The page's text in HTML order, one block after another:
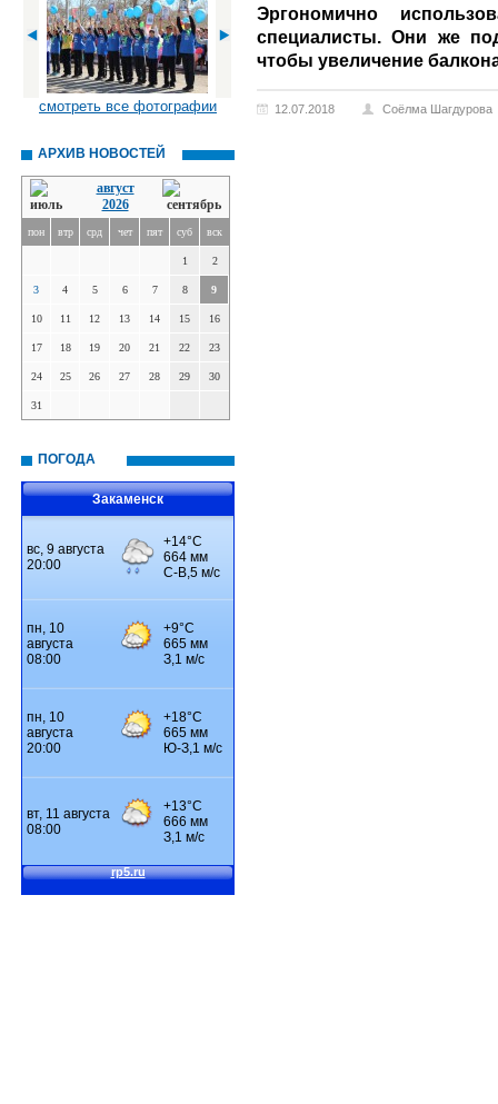
смотреть все фотографии
АРХИВ НОВОСТЕЙ
август
2026
пон втр срд чет пят суб вск
1 2
3 4 5 6 7 8 9
10 11 12 13 14 15 16
17 18 19 20 21 22 23
24 25 26 27 28 29 30
31
ПОГОДА
Закаменск
Эргономично
специалисты. Они же
чтобы увеличение
12.07.2018 Соёлма Шагдурова